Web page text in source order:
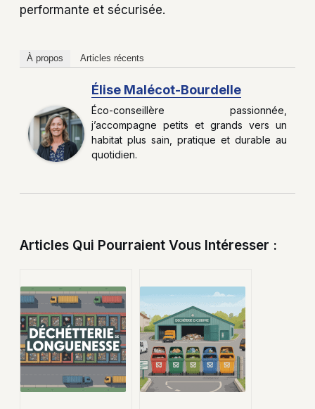
performante et sécurisée.
À propos Articles récents
Élise Malécot-Bourdelle
Éco-conseillère passionnée,
j’accompagne petits et grands vers un
habitat plus sain, pratique et durable au
quotidien.
Articles Qui Pourraient Vous Intéresser :